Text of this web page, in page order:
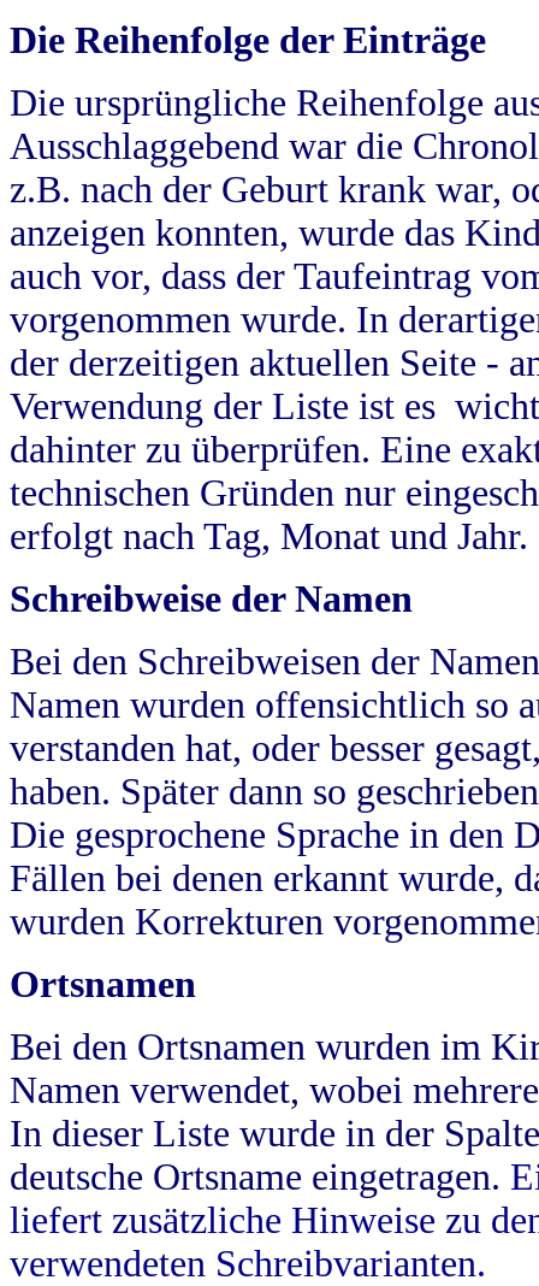
Die Reihenfolge der Einträge
Die ursprüngliche Reihenfolge
Ausschlaggebend war die
z.B. nach der Geburt krank war,
anzeigen konnten, wurde das
auch vor, dass der Taufeintrag
vorgenommen wurde. In
der derzeitigen aktuellen Seite -
Verwendung der Liste ist es
dahinter zu überprüfen. Eine
technischen Gründen nur
erfolgt nach Tag, Monat und Jahr.
Schreibweise der Namen
Bei den Schreibweisen der
Namen wurden offensichtlich so
verstanden hat, oder besser
haben. Später dann so
Die gesprochene Sprache in
Fällen bei denen erkannt wurde,
wurden Korrekturen
Ortsnamen
Bei den Ortsnamen wurden im
Namen verwendet, wobei
In dieser Liste wurde in der
deutsche Ortsname eingetragen.
liefert zusätzliche Hinweise zu
verwendeten Schreibvarianten.